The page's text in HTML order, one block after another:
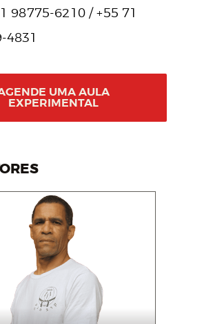
98775-6210 / +55 71
4831
UMA AULA
EXPERIMENTAL